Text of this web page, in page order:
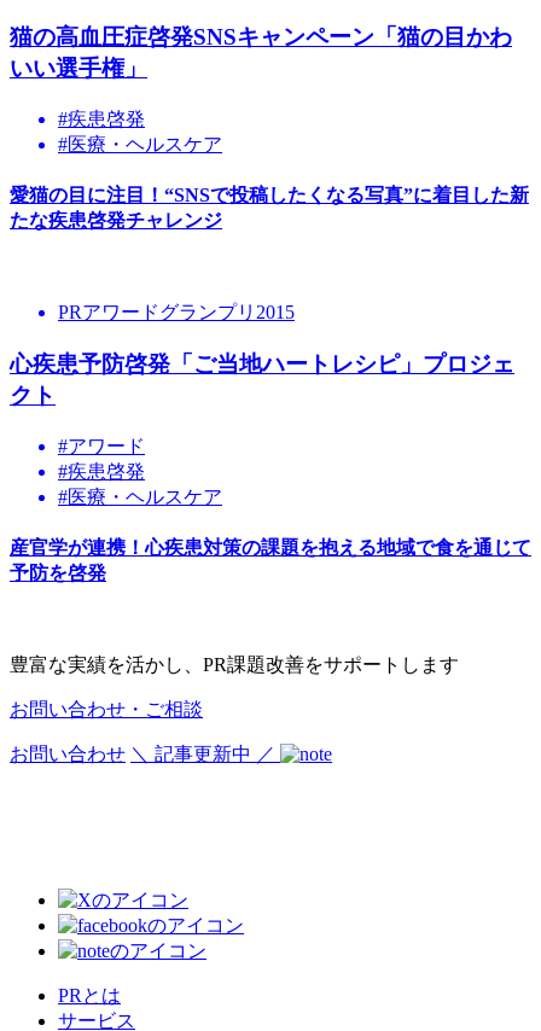
猫の高血圧症啓発SNSキャンペーン「猫の目かわ
いい選手権」
#疾患啓発
#医療・ヘルスケア
愛猫の目に注目！“SNSで投稿したくなる写真”に着目した新
たな疾患啓発チャレンジ
PRアワードグランプリ2015
心疾患予防啓発「ご当地ハートレシピ」プロジェ
クト
#アワード
#疾患啓発
#医療・ヘルスケア
産官学が連携！心疾患対策の課題を抱える地域で食を通じて
予防を啓発
豊富な実績を活かし、PR課題改善をサポートします
お問い合わせ・ご相談
お問い合わせ ＼ 記事更新中 ／
PRとは
サービス